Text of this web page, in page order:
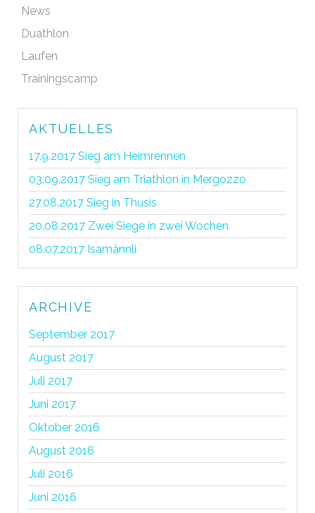
News
Duathlon
Laufen
Trainingscamp
AKTUELLES
17.9.2017 Sieg am Heimrennen
03.09.2017 Sieg am Triathlon in Mergozzo
27.08.2017 Sieg in Thusis
20.08.2017 Zwei Siege in zwei Wochen
08.07.2017 Isamännli
ARCHIVE
September 2017
August 2017
Juli 2017
Juni 2017
Oktober 2016
August 2016
Juli 2016
Juni 2016